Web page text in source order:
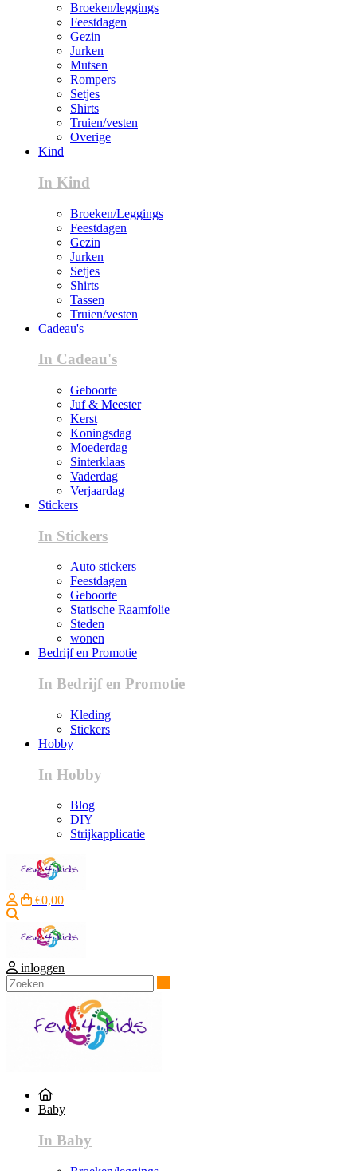
Broeken/leggings
Feestdagen
Gezin
Jurken
Mutsen
Rompers
Setjes
Shirts
Truien/vesten
Overige
Kind
In Kind
Broeken/Leggings
Feestdagen
Gezin
Jurken
Setjes
Shirts
Tassen
Truien/vesten
Cadeau's
In Cadeau's
Geboorte
Juf & Meester
Kerst
Koningsdag
Moederdag
Sinterklaas
Vaderdag
Verjaardag
Stickers
In Stickers
Auto stickers
Feestdagen
Geboorte
Statische Raamfolie
Steden
wonen
Bedrijf en Promotie
In Bedrijf en Promotie
Kleding
Stickers
Hobby
In Hobby
Blog
DIY
Strijkapplicatie
€0,00
inloggen
Baby
In Baby